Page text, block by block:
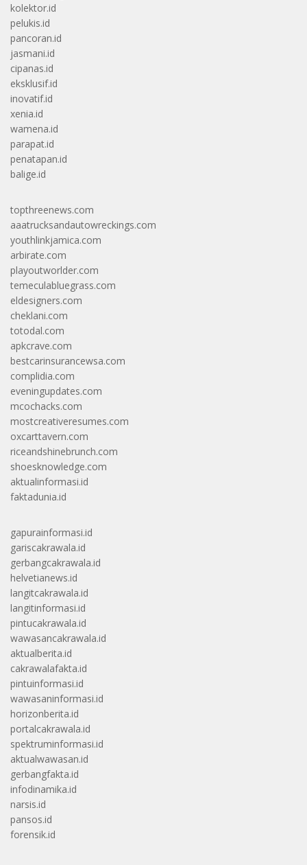
kolektor.id
pelukis.id
pancoran.id
jasmani.id
cipanas.id
eksklusif.id
inovatif.id
xenia.id
wamena.id
parapat.id
penatapan.id
balige.id
topthreenews.com
aaatrucksandautowreckings.com
youthlinkjamica.com
arbirate.com
playoutworlder.com
temeculabluegrass.com
eldesigners.com
cheklani.com
totodal.com
apkcrave.com
bestcarinsurancewsa.com
complidia.com
eveningupdates.com
mcochacks.com
mostcreativeresumes.com
oxcarttavern.com
riceandshinebrunch.com
shoesknowledge.com
aktualinformasi.id
faktadunia.id
gapurainformasi.id
gariscakrawala.id
gerbangcakrawala.id
helvetianews.id
langitcakrawala.id
langitinformasi.id
pintucakrawala.id
wawasancakrawala.id
aktualberita.id
cakrawalafakta.id
pintuinformasi.id
wawasaninformasi.id
horizonberita.id
portalcakrawala.id
spektruminformasi.id
aktualwawasan.id
gerbangfakta.id
infodinamika.id
narsis.id
pansos.id
forensik.id